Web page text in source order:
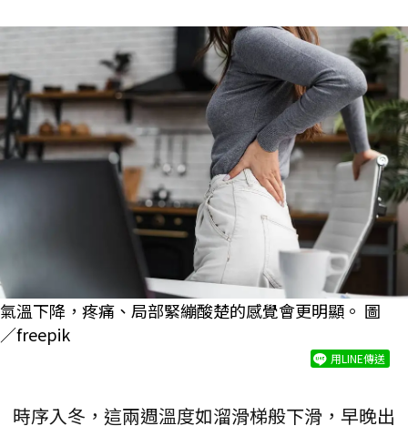
氣溫下降，疼痛、局部緊繃酸楚的感覺會更明顯。 圖
／freepik
用LINE傳送
時序入冬，這兩週溫度如溜滑梯般下滑，早晚出